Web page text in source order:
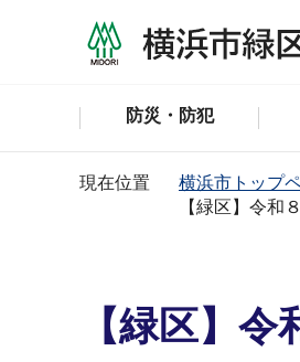
防災・防犯
現在位置 横浜市トップ
【緑区】令和
【緑区】